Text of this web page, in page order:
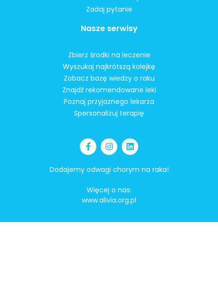
Zadaj pytanie
Nasze serwisy
Zbierz środki na leczenie
Wyszukaj najkrótszą kolejkę
Zobacz bazę wiedzy o raku
Znajdź rekomendowane leki
Poznaj przyjaznego lekarza
Spersonalizuj terapię
Dodajemy odwagi chorym na raka!
Więcej o nas:
www.alivia.org.pl